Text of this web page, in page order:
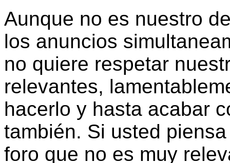
Aunque no es nuestro
los anuncios
no quiere respetar
relevantes,
hacerlo y hasta acabar
también. Si usted
foro que no es muy